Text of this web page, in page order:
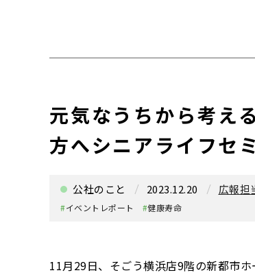
元気なうちから考え
方へシニアライフセ
公社のこと 2023.12.20 広報担
#イベントレポート #健康寿命
11月29日、そごう横浜店9階の新都市